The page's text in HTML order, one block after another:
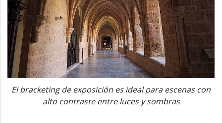
El bracketing de exposición es ideal para escenas con
alto contraste entre luces y sombras